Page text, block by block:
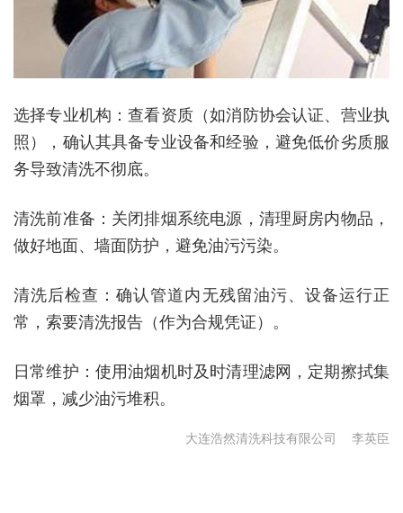
选择专业机构 ：查看资质（如消防协会认证、营业执
照），确认其具备专业设备和经验，避免低价劣质服
务导致清洗不彻底。
清洗前准备 ：关闭排烟系统电源，清理厨房内物品，
做好地面、墙面防护，避免油污污染。
清洗后检查 ：确认管道内无残留油污、设备运行正
常，索要清洗报告（作为合规凭证）。
日常维护 ：使用油烟机时及时清理滤网，定期擦拭集
烟罩，减少油污堆积。
大连浩然清洗科技有限公司 李英臣